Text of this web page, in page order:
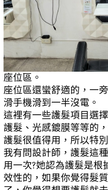
座位區。
座位區還蠻舒適的，一
滑手機滑到一半沒電。
這裡有一些護髮項目選
護髮、光感鍍膜等等的
護髮很值得用，所以特
我有問設計師，護髮這
用一次?她認為護髮是根
效性的，如果你覺得髮